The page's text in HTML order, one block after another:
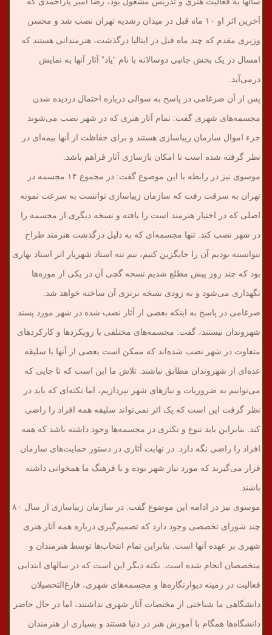
آخرین اثر او ۱۰ ماه قبل در میدان رشدیه تهران نصب شد و محسن
وزیری مقدم که چند ماه قبل در ایتالیا درگذشت، هنرمندانی هستند که
امسال در یک بخش جانبی دوسالانه با نام “یاد” آثار آنها به نمایش
درمی‌آید.
پس از آن ضرغامی در پاسخ به سوالی درباره احتمال دزدیده شدن
مجسمه‌های شهری گفت: تمام آثار هنری که در شهر نصب می‌شوند
جزء اموال سازمان زیباسازی هستند و برای حفاظت از آنها بیمه‌ای در
نظر گرفته شده است تا امکان بازسازی آثار فراهم باشد.
موسوی نیز در رابطه با این موضوع گفت: در مجموع ۱۴ مجسمه در
تهران به سرقت رفت که سازمان زیباسازی توانست به سرعت نمونه
اصلی که در اختیار هنرمند است را یافته و نسخه دیگری از مجسمه را
در شهر نصب کند. تنها مجسمه‌ای که به دلیل درگذشت هنرمند طراح
نتوانسته بودیم آن را جایگزین کنیم، نیم تنه استاد شهریار اثر استاد بهاری
بود که چند روز پیش مطلع شدیم نسخه گچی آن در یکی از موزه‌ها
نگهداری می‌شود و به زودی نسخه برنزی آن ساخته خواهد شد.
ضرغامی در پاسخ به اینکه بعضی از آثار نصب شده در شهر مورد پسند
شهروندان نیستند، گفت: مجسمه‌های مختلفی با رویکردها و کارکردهای
متفاوت در شهر نصب شده‌‌اند که ممکن است بعضی از آنها با سلیقه
عده‌ای از شهروندان مطابق نباشند. تلاش ما این است که تا جایی که
می‌توانیم به ضروریات و نیازهای شهر بپردازیم، اما نکته‌ای که باید در
نظر گرفت این است که یک اثر نمی‌تواند سلیقه همه افراد را راضی
کند. بنابراین باید تنوع و تکثری در مجسمه‌ها وجود داشته باشد که همه
افراد را راضی نگه دارد. در نهایت آثاری در دستور حمایت‌های سازمان
قرار می‌گیرند که مورد نیاز شهر بوده و با فرهنگ ما همخوانی داشته
باشند.
موسوی نیز در ادامه این موضوع گفت: در سازمان زیباسازی از سال ۸۰
چند شورای تخصصی وجود دارد که تصمیم‌گیری درباره همه آثار هنری
شهری بر عهده آنها است. بنابراین تمام انتخاب‌ها توسط هنرمندان و
متخصصان انجام شده است. نکته دیگر این است که در سالهای ابتدایی
فعالیت در زمینه دیوارنگاره‌ها و مجسمه‌های شهری، فارغ‌التحصیلان
دانشگاهی ما شناختی از مختصات آثار شهری نداشتند، اما در حال حاضر
دانشگاه‌ها همگام با آموزش هنر در دنیا هستند و بسیاری از هنرمندان